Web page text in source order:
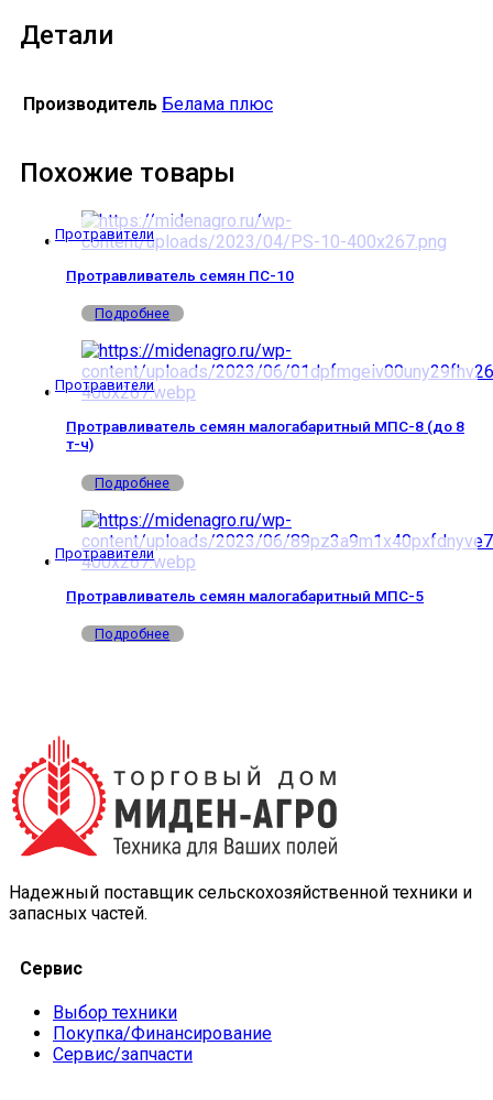
Детали
Производитель Белама плюс
Похожие товары
Протравители
Протравливатель семян ПС-10
Подробнее
Протравители
Протравливатель семян малогабаритный МПС-8 (до 8
т-ч)
Подробнее
Протравители
Протравливатель семян малогабаритный МПС-5
Подробнее
Надежный поставщик сельскохозяйственной техники и
запасных частей.
Сервис
Выбор техники
Покупка/Финансирование
Сервис/запчасти